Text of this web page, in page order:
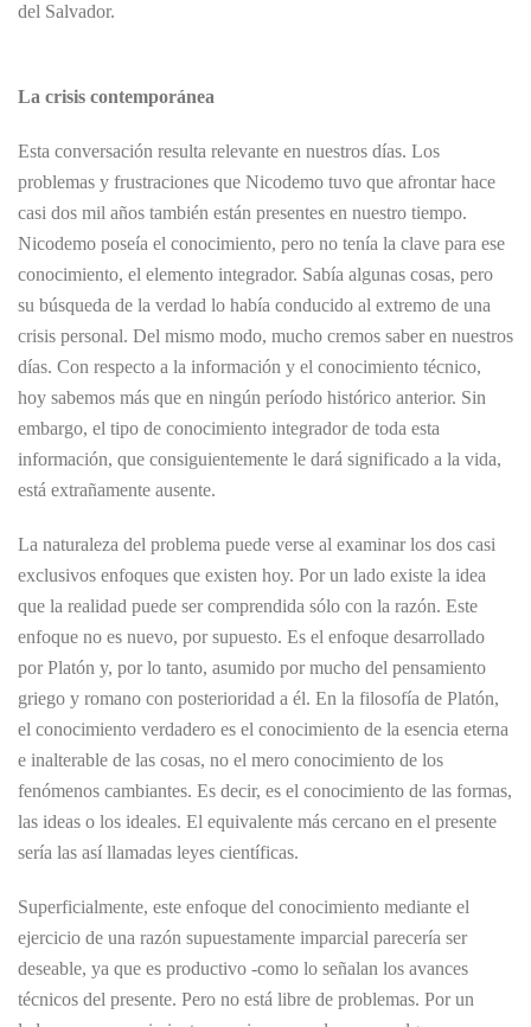
del Salvador.
La crisis contemporánea
Esta conversación resulta relevante en nuestros días. Los
problemas y frustraciones que Nicodemo tuvo que afrontar hace
casi dos mil años también están presentes en nuestro tiempo.
Nicodemo poseía el conocimiento, pero no tenía la clave para ese
conocimiento, el elemento integrador. Sabía algunas cosas, pero
su búsqueda de la verdad lo había conducido al extremo de una
crisis personal. Del mismo modo, mucho cremos saber en nuestros
días. Con respecto a la información y el conocimiento técnico,
hoy sabemos más que en ningún período histórico anterior. Sin
embargo, el tipo de conocimiento integrador de toda esta
información, que consiguientemente le dará significado a la vida,
está extrañamente ausente.
La naturaleza del problema puede verse al examinar los dos casi
exclusivos enfoques que existen hoy. Por un lado existe la idea
que la realidad puede ser comprendida sólo con la razón. Este
enfoque no es nuevo, por supuesto. Es el enfoque desarrollado
por Platón y, por lo tanto, asumido por mucho del pensamiento
griego y romano con posterioridad a él. En la filosofía de Platón,
el conocimiento verdadero es el conocimiento de la esencia eterna
e inalterable de las cosas, no el mero conocimiento de los
fenómenos cambiantes. Es decir, es el conocimiento de las formas,
las ideas o los ideales. El equivalente más cercano en el presente
sería las así llamadas leyes científicas.
Superficialmente, este enfoque del conocimiento mediante el
ejercicio de una razón supuestamente imparcial parecería ser
deseable, ya que es productivo -como lo señalan los avances
técnicos del presente. Pero no está libre de problemas. Por un